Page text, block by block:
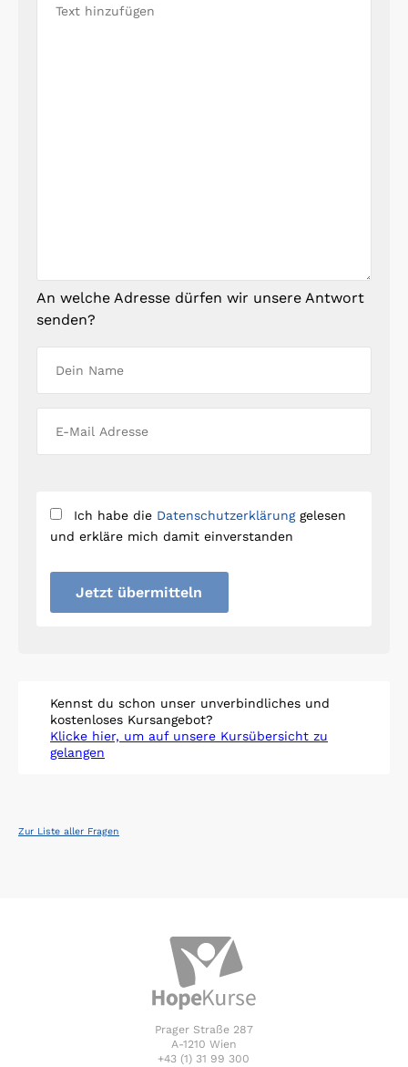
An welche Adresse dürfen wir unsere Antwort
senden?
Ich habe die Datenschutzerklärunggelesen
und erkläre mich damit einverstanden
Jetzt übermitteln
Kennst du schon unser unverbindliches und
kostenloses Kursangebot?
Klicke hier, um auf unsere Kursübersicht zu
gelangen
Zur Liste aller Fragen
Prager Straße 287
A-1210 Wien
+43 (1) 31 99 300